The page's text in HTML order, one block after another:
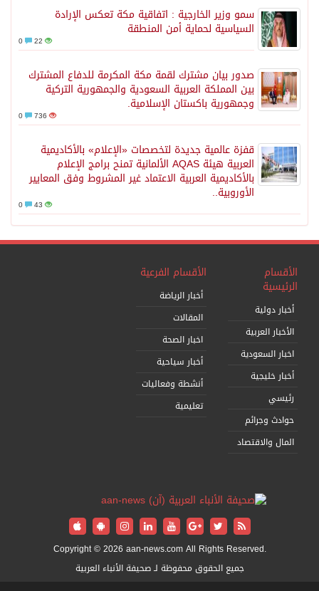
سمو وزير الخارجية : اتفاقية مكة تعكس الإرادة
السياسية لحماية أمن المنطقة
22
صدور بيان مشترك لقمة مكة المكرمة للدفاع المشترك
بين المملكة العربية السعودية والجمهورية التركية
وجمهورية باكستان الإسلامية.
736
قفزة عالمية جديدة لتخصصات «الإعلام» بالأكاديمية
العربية هيئة AQAS الألمانية تمنح برامج الإعلام
بالأكاديمية العربية الاعتماد غير المشروط وفق المعايير
الأوروبية..
43
الأقسام
الرئيسية
أخبار دولية
الأخبار العربية
اخبار السعودية
أخبار خليجية
رئيسي
حوادث وجرائم
المال والاقتصاد
الأقسام الفرعية
أخبار الرياضة
المقالات
اخبار الصحة
أخبار سياحية
أنشطة وفعاليات
تعليمية
Copyright © 2026 aan-news.com All Rights Reserved.
جميع الحقوق محفوظة لـ صحيفة الأنباء العربية